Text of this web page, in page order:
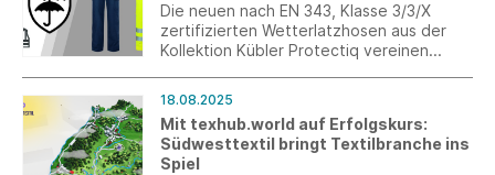
Die neuen nach EN 343, Klasse 3/3/X
zertifizierten Wetterlatzhosen aus der
Kollektion Kübler Protectiq vereinen
Wetterschutz bei Arbeiten im Freien.
18.08.2025
Mit texhub.world auf Erfolgskurs:
Südwesttextil bringt Textilbranche ins
Spiel